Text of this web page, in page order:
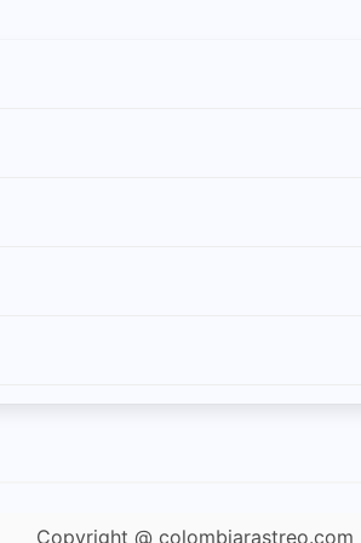
Copyright @ colombiarastreo.com |